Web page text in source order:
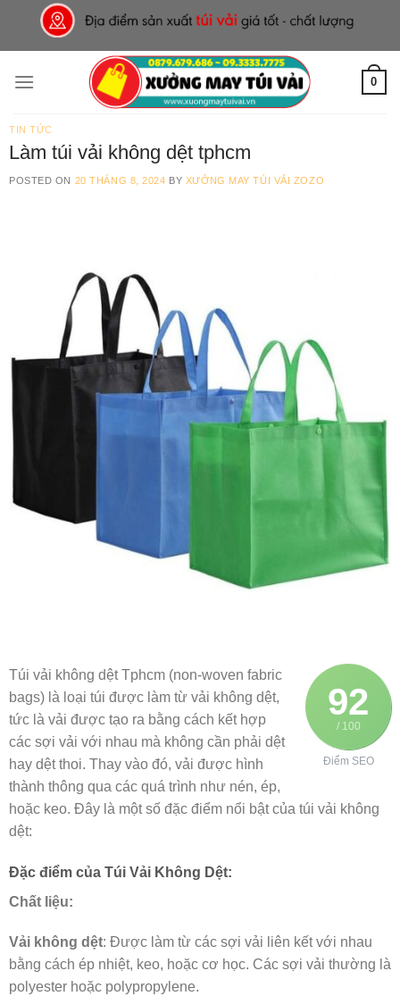
content
0
TIN TỨC
Làm túi vải không dệt tphcm
POSTED ON 20 THÁNG 8, 2024 BY XƯỞNG MAY TÚI VẢI ZOZO
92
/ 100
Điểm SEO
Túi vải không dệt Tphcm (non-woven fabric
bags) là loại túi được làm từ vải không dệt,
tức là vải được tạo ra bằng cách kết hợp
các sợi vải với nhau mà không cần phải dệt
hay dệt thoi. Thay vào đó, vải được hình
thành thông qua các quá trình như nén, ép,
hoặc keo. Đây là một số đặc điểm nổi bật của túi vải không
dệt:
Đặc điểm của Túi Vải Không Dệt:
Chất liệu:
Vải không dệt: Được làm từ các sợi vải liên kết với nhau
bằng cách ép nhiệt, keo, hoặc cơ học. Các sợi vải thường là
polyester hoặc polypropylene.